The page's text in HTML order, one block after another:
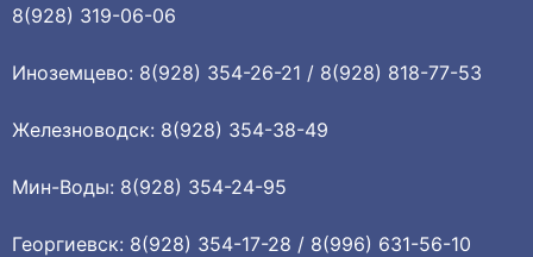
8(928) 319-06-06
Иноземцево: 8(928) 354-26-21 / 8(928) 818-77-53
Железноводск: 8(928) 354-38-49
Мин-Воды: 8(928) 354-24-95
Георгиевск: 8(928) 354-17-28 / 8(996) 631-56-10